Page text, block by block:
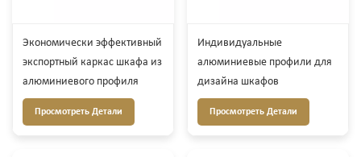
Экономически эффективный
экспортный каркас шкафа из
алюминиевого профиля
Просмотреть Детали
Индивидуальные
алюминиевые профили для
дизайна шкафов
Просмотреть Детали